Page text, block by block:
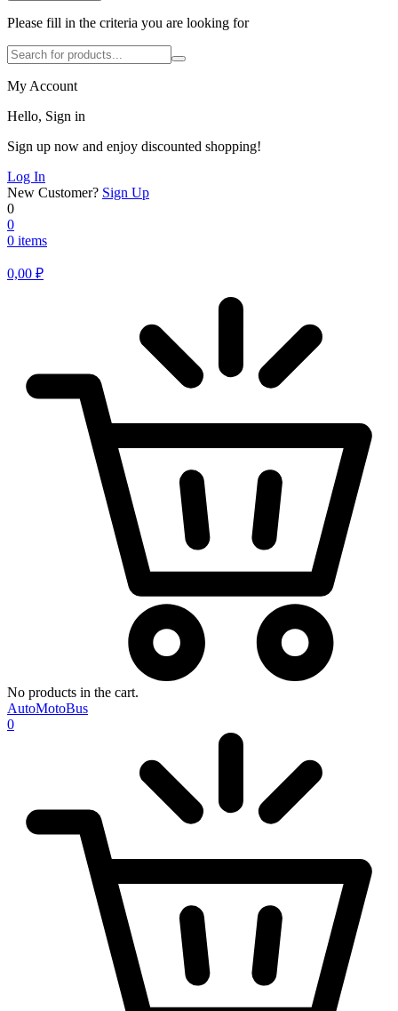
Please fill in the criteria you are looking for
My Account
Hello, Sign in
Sign up now and enjoy discounted shopping!
Log In
New Customer? Sign Up
0
0
0 items
0,00 ₽
No products in the cart.
AutoMotoBus
0